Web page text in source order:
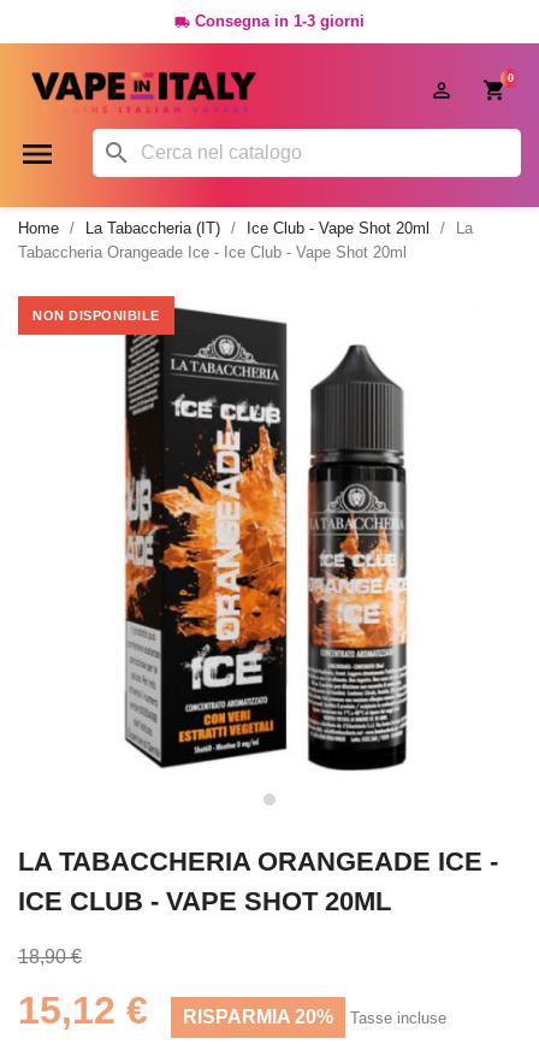
 Consegna in 1-3 giorni
0

 
Home La Tabaccheria (IT) Ice Club - Vape Shot 20ml
La
Tabaccheria Orangeade Ice - Ice Club - Vape Shot 20ml
NON DISPONIBILE
LA TABACCHERIA ORANGEADE ICE -
ICE CLUB - VAPE SHOT 20ML
18,90 €
15,12 € RISPARMIA 20% Tasse incluse